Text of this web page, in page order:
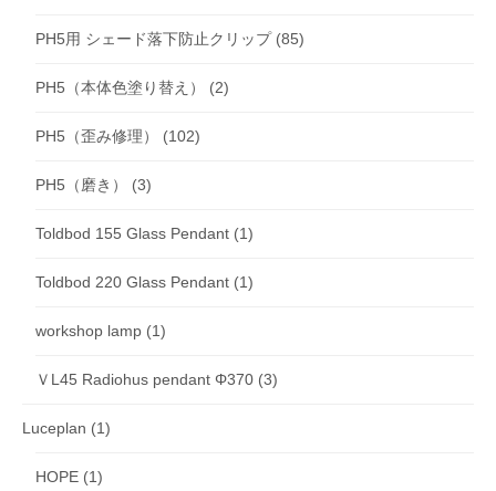
PH5用 シェード落下防止クリップ(85)
PH5（本体色塗り替え） (2)
PH5（歪み修理） (102)
PH5（磨き） (3)
Toldbod 155 Glass Pendant (1)
Toldbod 220 Glass Pendant (1)
workshop lamp (1)
ＶL45 Radiohus pendant Φ370 (3)
Luceplan (1)
HOPE (1)